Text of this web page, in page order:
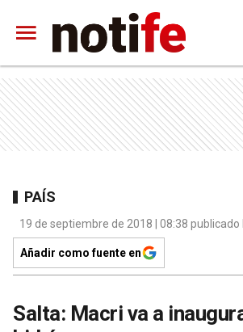
PAÍS
19 de septiembre de 2018 | 08:38 publicado
Añadir como fuente en
Salta: Macri va a